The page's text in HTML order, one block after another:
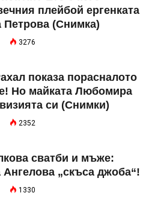
плейбой ергенката
Петрова (Снимка)
3276
показа порасналото
Но майката Любомира
си (Снимки)
2352
сватби и мъже:
Ангелова „скъса джоба“!
1330